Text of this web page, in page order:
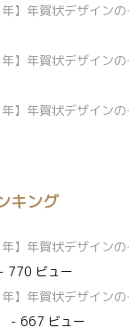
】年賀状デザインの
】年賀状デザイン
】年賀状デザインの
キング
】年賀状デザイン
- 770 ビュー
】年賀状デザイン
- 667 ビュー